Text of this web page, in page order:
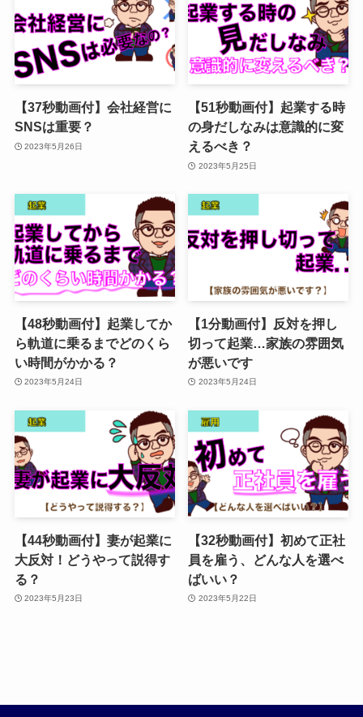
【37秒動画付】会社経営に
SNSは重要？
2023年5月26日
【51秒動画付】起業する時
の身だしなみは意識的に変
えるべき？
2023年5月25日
【48秒動画付】起業してか
ら軌道に乗るまでどのくら
い時間がかかる？
2023年5月24日
【1分動画付】反対を押し
切って起業…家族の雰囲気
が悪いです
2023年5月24日
【44秒動画付】妻が起業に
大反対！どうやって説得す
る？
2023年5月23日
【32秒動画付】初めて正社
員を雇う、どんな人を選べ
ばいい？
2023年5月22日